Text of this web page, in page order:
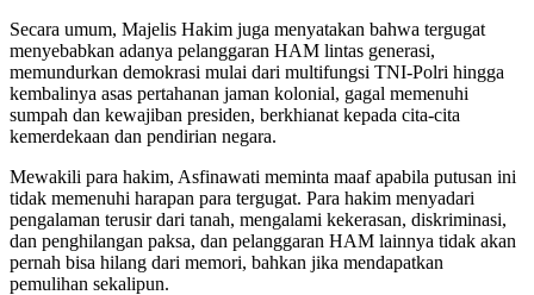
Secara umum, Majelis Hakim juga menyatakan bahwa tergugat
menyebabkan adanya pelanggaran HAM lintas generasi,
memundurkan demokrasi mulai dari multifungsi TNI-Polri hingga
kembalinya asas pertahanan jaman kolonial, gagal memenuhi
sumpah dan kewajiban presiden, berkhianat kepada cita-cita
kemerdekaan dan pendirian negara.
Mewakili para hakim, Asfinawati meminta maaf apabila putusan ini
tidak memenuhi harapan para tergugat. Para hakim menyadari
pengalaman terusir dari tanah, mengalami kekerasan, diskriminasi,
dan penghilangan paksa, dan pelanggaran HAM lainnya tidak akan
pernah bisa hilang dari memori, bahkan jika mendapatkan
pemulihan sekalipun.